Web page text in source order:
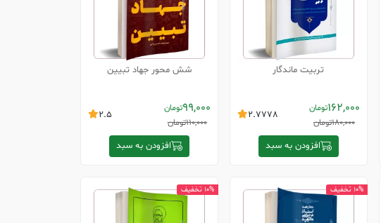
تربیت ماندگار
162,000تومان
180,000تومان
2.7778
افزودن به سبد
شش محور جهاد تبیین
99,000تومان
110,000تومان
2.5
افزودن به سبد
10% تخفیف 10% تخفیف